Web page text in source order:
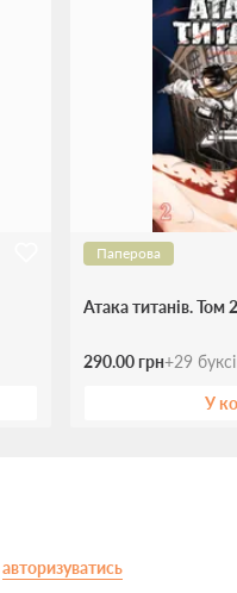
Паперова
Атака титанів. Том 2
290.00 грн+29
У
авторизуватись